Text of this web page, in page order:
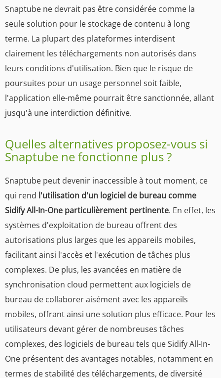
Snaptube ne devrait pas être considérée comme la
seule solution pour le stockage de contenu à long
terme. La plupart des plateformes interdisent
clairement les téléchargements non autorisés dans
leurs conditions d'utilisation. Bien que le risque de
poursuites pour un usage personnel soit faible,
l'application elle-même pourrait être sanctionnée, allant
jusqu'à une interdiction définitive.
Quelles alternatives proposez-vous si
Snaptube ne fonctionne plus ?
Snaptube peut devenir inaccessible à tout moment, ce
qui rend l'utilisation d'un logiciel de bureau comme
Sidify All-In-One particulièrement pertinente. En effet, les
systèmes d'exploitation de bureau offrent des
autorisations plus larges que les appareils mobiles,
facilitant ainsi l'accès et l'exécution de tâches plus
complexes. De plus, les avancées en matière de
synchronisation cloud permettent aux logiciels de
bureau de collaborer aisément avec les appareils
mobiles, offrant ainsi une solution plus efficace. Pour les
utilisateurs devant gérer de nombreuses tâches
complexes, des logiciels de bureau tels que Sidify All-In-
One présentent des avantages notables, notamment en
termes de stabilité des téléchargements, de diversité